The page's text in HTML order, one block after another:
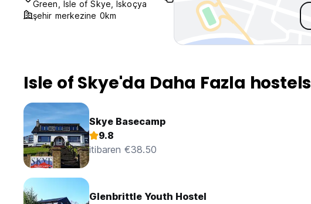
Green, Isle of Skye, Iskoçya
şehir merkezine 0km
Isle of Skye'da Daha Fazla hostels
Skye Basecamp
9.8
itibaren €38.50
Glenbrittle Youth Hostel